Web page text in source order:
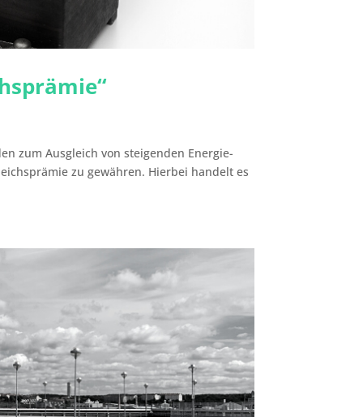
zum Ausgleich von steigenden Energie-
zu gewähren. Hierbei handelt es